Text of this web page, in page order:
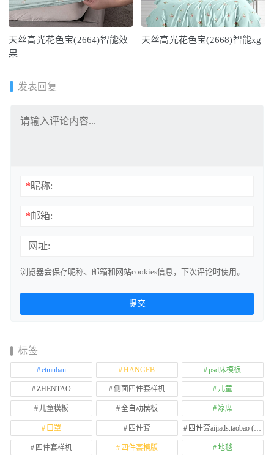
天丝高光花色宝(2664)智能效
果
天丝高光花色宝(2668)智能xg
发表回复
*昵称:
*邮箱:
网址:
浏览器会保存昵称、邮箱和网站cookies信息，下次评论时使用。
标签
etmuban HANGFB psd床模板
ZHENTAO 侧面四件套样机 儿童
儿童模板 全自动模板 凉席
口罩 四件套 四件套aijiads.taobao (1639)
四件套样机 四件套模版 地毯